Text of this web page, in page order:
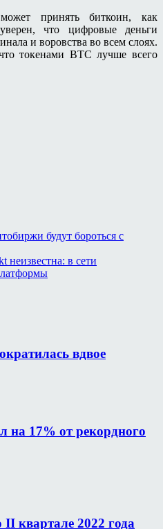
принять биткоин, как
что цифровые деньги
и воровства во всем слоях.
токенами ВТС лучше всего
будут бороться с
неизвестна: в сети
вдвое
на 17% от рекордного
квартале 2022 года